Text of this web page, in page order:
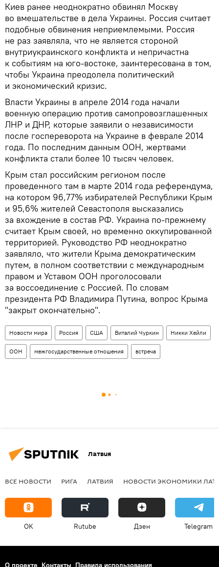
Киев ранее неоднократно обвинял Москву
во вмешательстве в дела Украины. Россия считает
подобные обвинения неприемлемыми. Россия
не раз заявляла, что не является стороной
внутриукраинского конфликта и непричастна
к событиям на юго-востоке, заинтересована в том,
чтобы Украина преодолела политический
и экономический кризис.
Власти Украины в апреле 2014 года начали
военную операцию против самопровозглашенных
ЛНР и ДНР, которые заявили о независимости
после госпереворота на Украине в феврале 2014
года. По последним данным ООН, жертвами
конфликта стали более 10 тысяч человек.
Крым стал российским регионом после
проведенного там в марте 2014 года референдума,
на котором 96,77% избирателей Республики Крым
и 95,6% жителей Севастополя высказались
за вхождение в состав РФ. Украина по-прежнему
считает Крым своей, но временно оккупированной
территорией. Руководство РФ неоднократно
заявляло, что жители Крыма демократическим
путем, в полном соответствии с международным
правом и Уставом ООН проголосовали
за воссоединение с Россией. По словам
президента РФ Владимира Путина, вопрос Крыма
"закрыт окончательно".
Новости мира Россия США Виталий Чуркин Никки Хейли
ООН межгосударственные отношения встреча
Латвия
ВСЕ НОВОСТИ РИГА ЛАТВИЯ НОВОСТИ ЭКОНОМИКИ
OK Rutube Дзен Telegram
О проекте Контакты Правила использования